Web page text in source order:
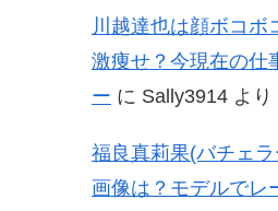
川越達也は顔ボコボ
激痩せ？今現在の仕
ー に Sally3914 より
福良真莉果(バチェ
画像は？モデルでレ